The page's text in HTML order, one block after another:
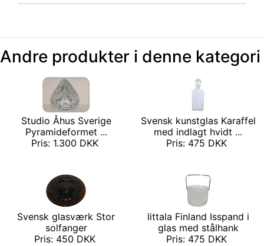
Andre produkter i denne kategori
Studio Åhus Sverige
Pyramideformet ...
Pris: 1.300 DKK
Svensk kunstglas Karaffel
med indlagt hvidt ...
Pris: 475 DKK
Svensk glasværk Stor
solfanger
Pris: 450 DKK
Iittala Finland Isspand i
glas med stålhank
Pris: 475 DKK